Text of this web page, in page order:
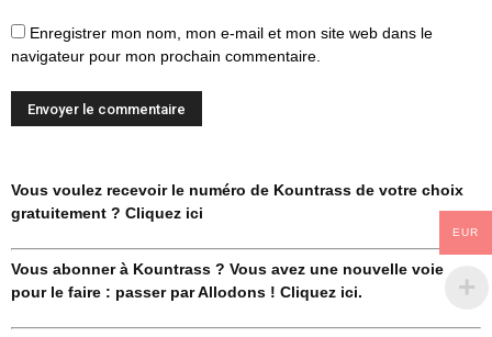
Enregistrer mon nom, mon e-mail et mon site web dans le
navigateur pour mon prochain commentaire.
Vous voulez recevoir le numéro de Kountrass de votre choix
gratuitement ? Cliquez ici
Vous abonner à Kountrass ? Vous avez une nouvelle voie
pour le faire : passer par Allodons ! Cliquez ici.
EUR